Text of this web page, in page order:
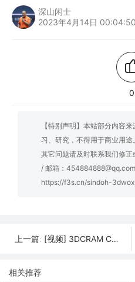
深山闲士
2023年4月14日 00:04:50
0
【特别声明】本站部分内容
习、研究，不得用于商业用
其它问题请及时联系我们修
/ 邮箱：
https://f3s.cn/sindoh-
上一篇: [视频] 3DCRAM C101 EASY LAB – 开发您自己的陶瓷3D打印流程
相关推荐